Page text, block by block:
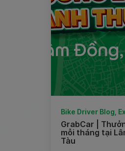
Bike Driver Blog,
GrabCar |
mỗi tháng tại
Tàu